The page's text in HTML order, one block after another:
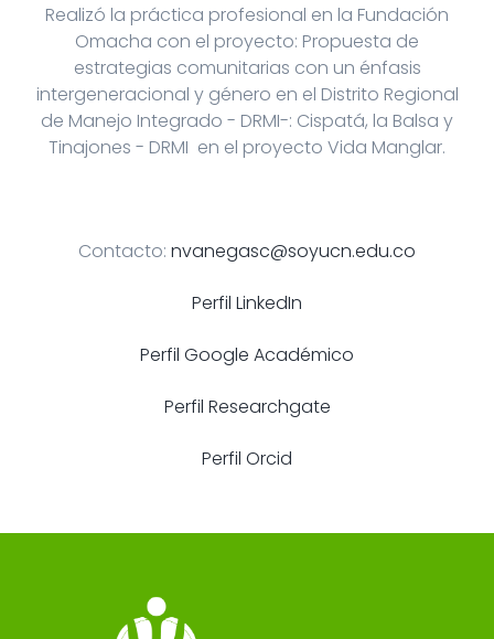
Realizó la práctica profesional en la Fundación
Omacha con el proyecto: Propuesta de
estrategias comunitarias con un énfasis
intergeneracional y género en el Distrito Regional
de Manejo Integrado - DRMI-: Cispatá, la Balsa y
Tinajones - DRMI en el proyecto Vida Manglar.
Contacto: nvanegasc@soyucn.edu.co
Perfil LinkedIn
Perfil Google Académico
Perfil Researchgate
Perfil Orcid